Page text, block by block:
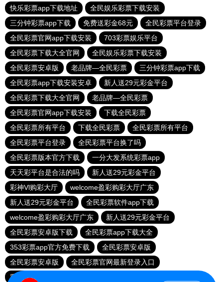
快乐彩票app下载地址
全民娱乐彩票下载安装
三分钟彩票app下载
免费送彩金68元
全民彩票平台登录
全民彩票官网app下载安装
703彩票娱乐平台
全民彩票下载大全官网
全民娱乐彩票下载安装
全民彩票安卓版
老品牌—全民彩票
三分钟彩票app下载
全民彩票app下载安装安卓
新人送29元彩金平台
全民彩票下载大全官网
老品牌—全民彩票
全民彩票官网app下载安装
下载全民彩票
全民彩票所有平台
下载全民彩票
全民彩票所有平台
全民彩票平台登录
全民彩票平台换了吗
全民彩票版本官方下载
一分大发系统彩票app
天天彩平台是合法的吗
新人送29元彩金平台
彩神Vl购彩大厅
welcome盈彩购彩大厅广东
新人送29元彩金平台
全民彩票软件app下载
welcome盈彩购彩大厅广东
新人送29元彩金平台
全民彩票安卓版下载
全民彩票app下载大全
353彩票app官方免费下载
全民彩票安卓版
全民彩票安卓版
全民彩票官网最新登录入口
彩神Vl购彩大厅